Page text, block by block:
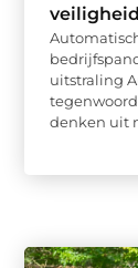
veiligheid
uitstraling
denken uit